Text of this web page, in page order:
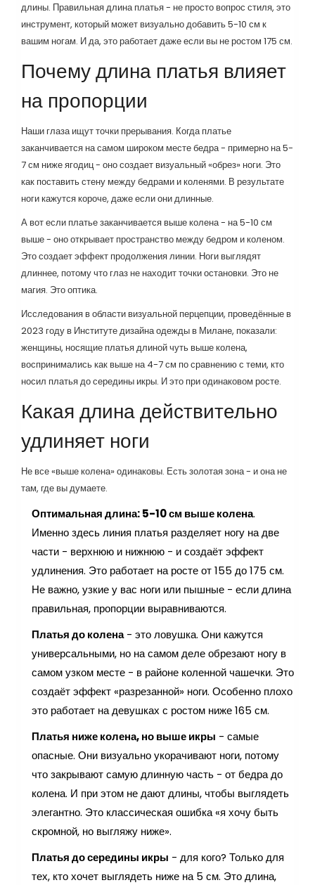
длины. Правильная длина платья - не просто вопрос стиля, это
инструмент, который может визуально добавить 5-10 см к
вашим ногам. И да, это работает даже если вы не ростом 175 см.
Почему длина платья влияет
на пропорции
Наши глаза ищут точки прерывания. Когда платье
заканчивается на самом широком месте бедра - примерно на 5-
7 см ниже ягодиц - оно создает визуальный «обрез» ноги. Это
как поставить стену между бедрами и коленями. В результате
ноги кажутся короче, даже если они длинные.
А вот если платье заканчивается выше колена - на 5-10 см
выше - оно открывает пространство между бедром и коленом.
Это создает эффект продолжения линии. Ноги выглядят
длиннее, потому что глаз не находит точки остановки. Это не
магия. Это оптика.
Исследования в области визуальной перцепции, проведённые в
2023 году в Институте дизайна одежды в Милане, показали:
женщины, носящие платья длиной чуть выше колена,
воспринимались как выше на 4-7 см по сравнению с теми, кто
носил платья до середины икры. И это при одинаковом росте.
Какая длина действительно
удлиняет ноги
Не все «выше колена» одинаковы. Есть золотая зона - и она не
там, где вы думаете.
Оптимальная длина: 5-10 см выше колена.
Именно здесь линия платья разделяет ногу на две
части - верхнюю и нижнюю - и создаёт эффект
удлинения. Это работает на росте от 155 до 175 см.
Не важно, узкие у вас ноги или пышные - если длина
правильная, пропорции выравниваются.
Платья до колена- это ловушка. Они кажутся
универсальными, но на самом деле обрезают ногу в
самом узком месте - в районе коленной чашечки. Это
создаёт эффект «разрезанной» ноги. Особенно плохо
это работает на девушках с ростом ниже 165 см.
Платья ниже колена, но выше икры - самые
опасные. Они визуально укорачивают ноги, потому
что закрывают самую длинную часть - от бедра до
колена. И при этом не дают длины, чтобы выглядеть
элегантно. Это классическая ошибка «я хочу быть
скромной, но выгляжу ниже».
Платья до середины икры - для кого? Только для
тех, кто хочет выглядеть ниже на 5 см. Это длина,